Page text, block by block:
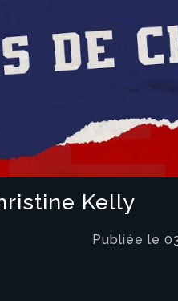
Kelly
Publiée le